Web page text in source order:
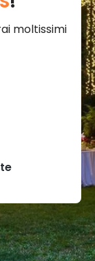
moltissimi